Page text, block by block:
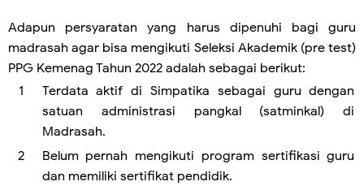
Adapun persyaratan yang harus dipenuhi bagi guru
madrasah agar bisa mengikuti Seleksi Akademik (pre test)
PPG Kemenag Tahun 2022 adalah sebagai berikut:
Terdata aktif di Simpatika sebagai guru dengan
satuan administrasi pangkal (satminkal) di
Madrasah.
Belum pernah mengikuti program sertifikasi guru
dan memiliki sertifikat pendidik.